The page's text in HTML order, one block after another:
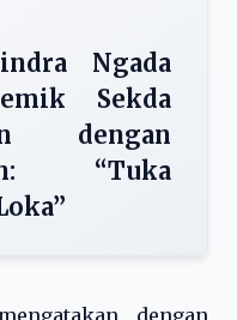
Ngada
Sekda
dengan
“Tuka
dengan